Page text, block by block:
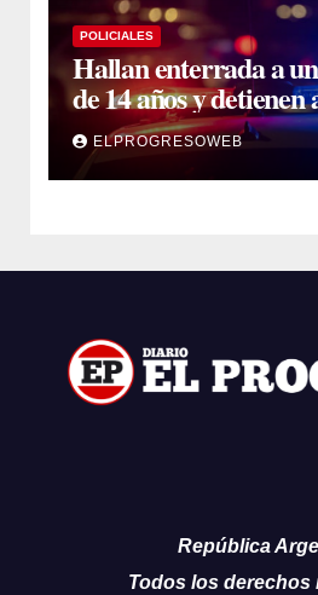
POLICIALES
Hallan enterrada a
de 14 años y detienen
ELPROGRESOWEB
República
Todos los derechos